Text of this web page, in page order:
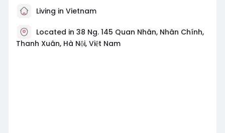
Living in Vietnam
Located in 38 Ng. 145 Quan Nhân, Nhân Chính,
Thanh Xuân, Hà Nội, Việt Nam